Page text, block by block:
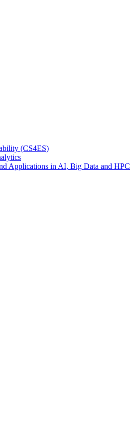
(CS4ES)
Applications in AI, Big Data and HPC